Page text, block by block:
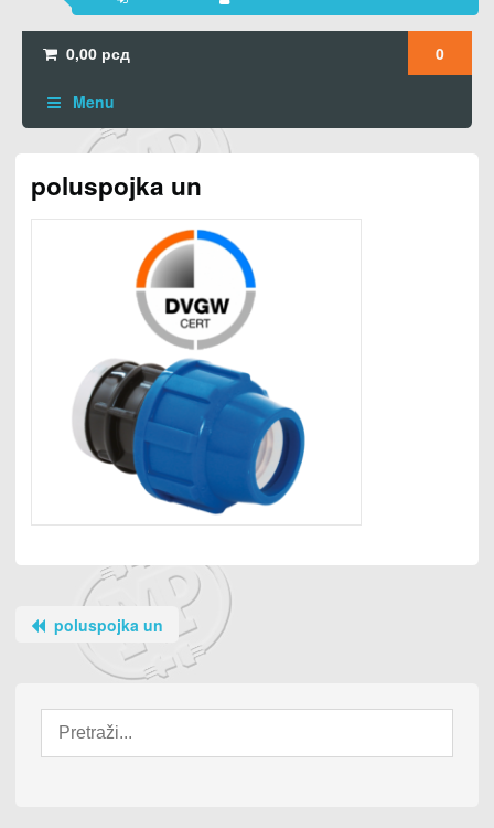
0,00 рсд 0
Menu
poluspojka un
poluspojka un